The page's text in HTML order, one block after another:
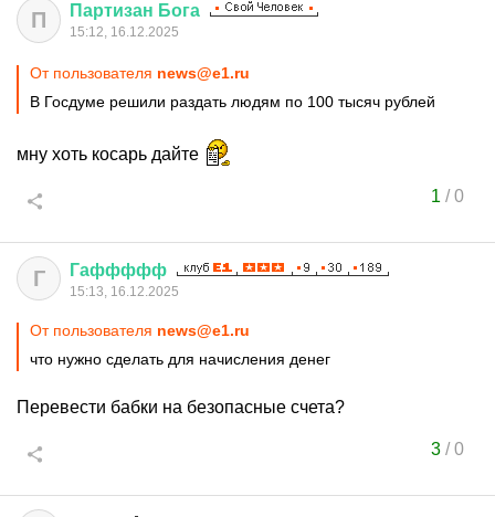
П Партизан Бога
15:12, 16.12.2025
От пользователя news@e1.ru
В Госдуме решили раздать людям по 100 тысяч рублей
мну хоть косарь дайте
1 /0
Г Гаффффф
15:13, 16.12.2025
От пользователя news@e1.ru
что нужно сделать для начисления денег
Перевести бабки на безопасные счета?
3/0